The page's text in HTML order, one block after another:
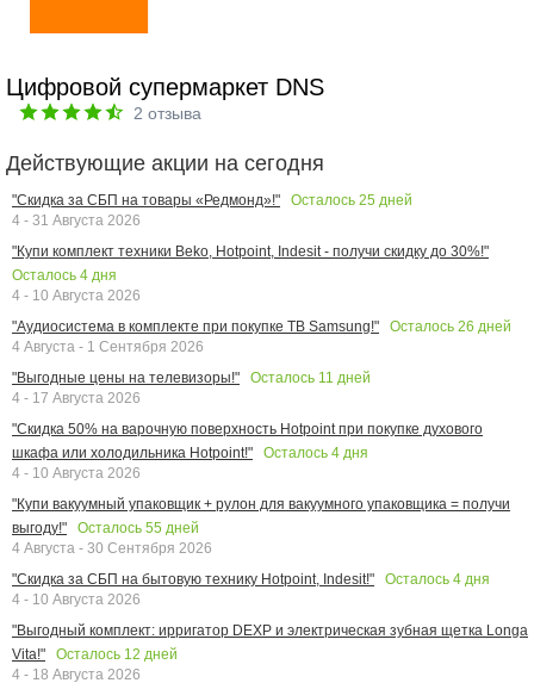
Цифровой супермаркет DNS
2 отзыва
Действующие акции на сегодня
"Скидка за СБП на товары «Редмонд»!" Осталось 25 дней
4 - 31 Августа 2026
"Купи комплект техники Beko, Hotpoint, Indesit - получи скидку до 30%!"
Осталось 4 дня
4 - 10 Августа 2026
"Аудиосистема в комплекте при покупке ТВ Samsung!"
Осталось 26 дней
4 Августа - 1 Сентября 2026
"Выгодные цены на телевизоры!"
Осталось 11 дней
4 - 17 Августа 2026
"Скидка 50% на варочную поверхность Hotpoint при покупке духового
шкафа или холодильника Hotpoint!"
Осталось 4 дня
4 - 10 Августа 2026
"Купи вакуумный упаковщик + рулон для вакуумного упаковщика = получи
выгоду!"
Осталось 55 дней
4 Августа - 30 Сентября 2026
"Скидка за СБП на бытовую технику Hotpoint, Indesit!"
Осталось 4 дня
4 - 10 Августа 2026
"Выгодный комплект: ирригатор DEXP и электрическая зубная щетка Longa
Vita!"
Осталось 12 дней
4 - 18 Августа 2026